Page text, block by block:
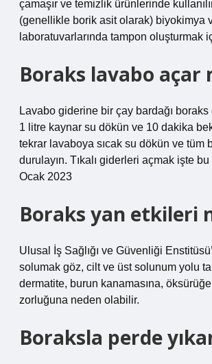
çamaşır ve temizlik ürünlerinde
(genellikle borik asit olarak) biyokimya
laboratuvarlarında tampon oluşturmak
Boraks lavabo açar
Lavabo giderine bir çay bardağı
1 litre kaynar su dökün ve 10 dakika
tekrar lavaboya sıcak su dökün ve tüm
durulayın. Tıkalı giderleri açmak işte
Ocak 2023
Boraks yan etkileri
Ulusal İş Sağlığı ve Güvenliği
solumak göz, cilt ve üst solunum yolu
dermatite, burun kanamasına,
zorluğuna neden olabilir.
Boraksla perde